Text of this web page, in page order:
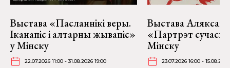
Выстава «Пасланнікі веры.
Іканапіс і алтарны жывапіс»
у Мінску
22.07.2026 11:00 - 31.08.2026 19:00
Выстава
«Партрэт
Мінску
23.07.2026 16:00 -